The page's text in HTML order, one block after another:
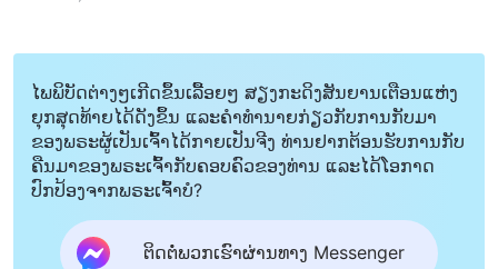
ໄພພິບັດຕ່າງໆເກີດຂຶ້ນເລື້ອຍໆ ສຽງກະດິງສັນຍານເຕືອນແຫ່ງ
ຍຸກສຸດທ້າຍໄດ້ດັງຂຶ້ນ ແລະຄໍາທໍານາຍກ່ຽວກັບການກັບມາ
ຂອງພຣະຜູ້ເປັນເຈົ້າໄດ້ກາຍເປັນຈີງ ທ່ານຢາກຕ້ອນຮັບການກັບ
ຄືນມາຂອງພຣະເຈົ້າກັບຄອບຄົວຂອງທ່ານ ແລະໄດ້ໂອກາດ
ປົກປ້ອງຈາກພຣະເຈົ້າບໍ?
ຕິດຕໍ່ພວກເຮົາຜ່ານທາງ Messenger